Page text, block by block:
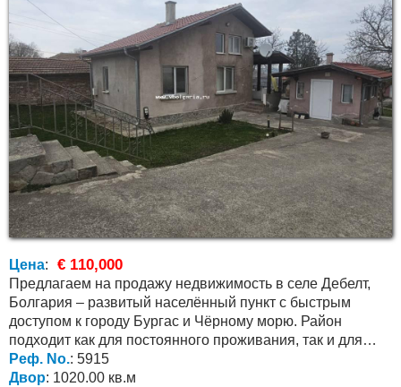
Цена: € 110,000
Предлагаем на продажу недвижимость в селе Дебелт,
Болгария – развитый населённый пункт с быстрым
доступом к городу Бургас и Чёрному морю. Район
подходит как для постоянного проживания, так и для
покупки...
Реф. No.: 5915
Двор: 1020.00 кв.м